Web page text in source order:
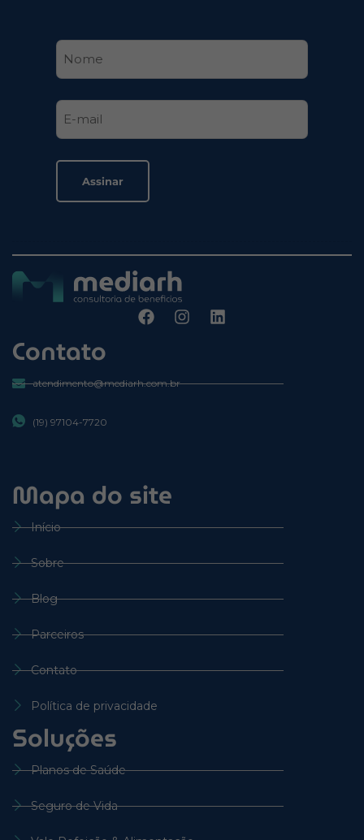
Contato
atendimento@mediarh.com.br
(19) 97104-7720
Mapa do site
Início
Sobre
Blog
Parceiros
Contato
Política de privacidade
Soluções
Planos de Saúde
Seguro de Vida